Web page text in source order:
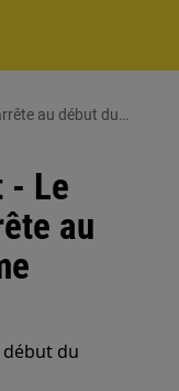
au début du
- Le
au
début du